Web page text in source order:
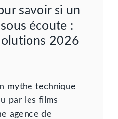
savoir si un
écoute :
2026
mythe technique
par les films
agence de